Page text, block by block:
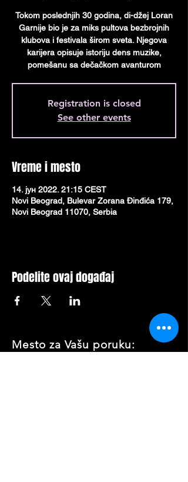
Tokom poslednjih 30 godina, di-džej Loran
Garnije bio je za miks pultova bezbrojnih
klubova i festivala širom sveta. Njegova
karijera opisuje istoriju dens muzike,
pomešanu sa dečačkom avanturom
Registration is closed
See other events
Vreme i mesto
14. јун 2022. 21:15 CEST
Novi Beograd, Bulevar Zorana Đinđića 179,
Novi Beograd 11070, Serbia
Podelite ovaj događaj
Mesto za Vašu poruku: